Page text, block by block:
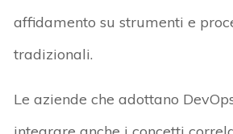
affidamento su strumenti e
tradizionali.
Le aziende che adottano